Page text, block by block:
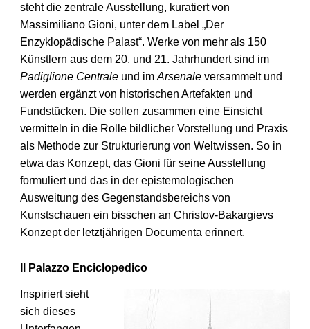
steht die zentrale Ausstellung, kuratiert von
Massimiliano Gioni, unter dem Label „Der
Enzyklopädische Palast“. Werke von mehr als 150
Künstlern aus dem 20. und 21. Jahrhundert sind im
Padiglione Centraleund im Arsenaleversammelt und
werden ergänzt von historischen Artefakten und
Fundstücken. Die sollen zusammen eine Einsicht
vermitteln in die Rolle bildlicher Vorstellung und Praxis
als Methode zur Strukturierung von Weltwissen. So in
etwa das Konzept, das Gioni für seine Ausstellung
formuliert und das in der epistemologischen
Ausweitung des Gegenstandsbereichs von
Kunstschauen ein bisschen an Christov-Bakargievs
Konzept der letztjährigen Documenta erinnert.
Il Palazzo Enciclopedico
Inspiriert sieht
sich dieses